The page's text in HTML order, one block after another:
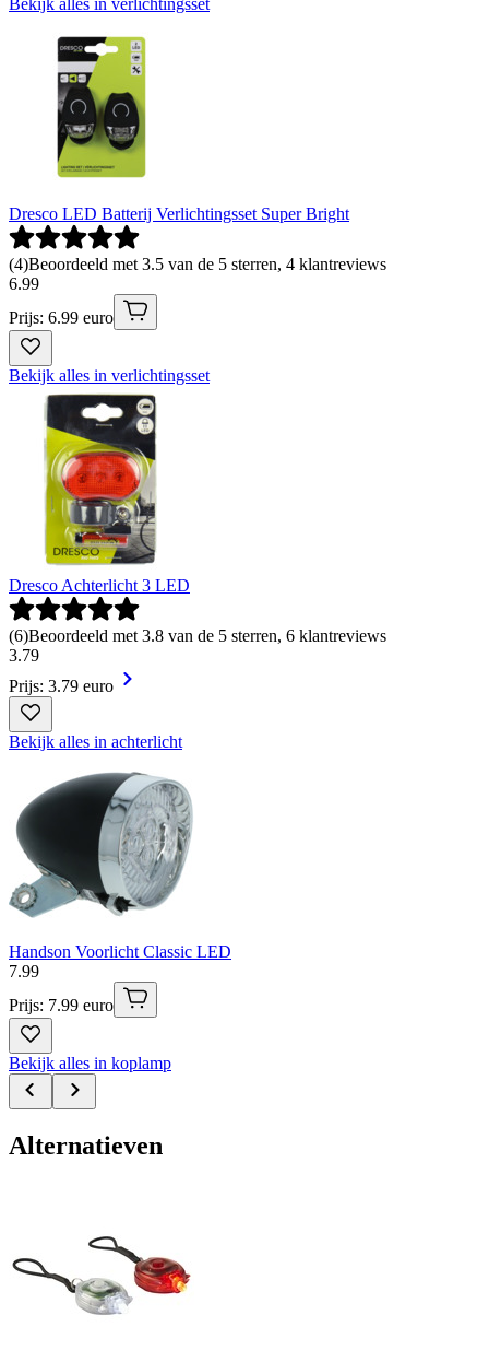
Dresco LED Batterij Verlichtingsset Super Bright
(4)Beoordeeld met 3.5 van de 5 sterren, 4 klantreviews
6.99
Prijs: 6.99 euro
Bekijk alles in verlichtingsset
Dresco Achterlicht 3 LED
(6)Beoordeeld met 3.8 van de 5 sterren, 6 klantreviews
3.79
Prijs: 3.79 euro
Bekijk alles in achterlicht
Handson Voorlicht Classic LED
7.99
Prijs: 7.99 euro
Bekijk alles in koplamp
Alternatieven